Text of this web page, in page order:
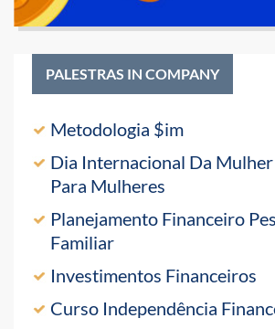
PALESTRAS IN COMPANY
Metodologia $im
Dia Internacional Da Mulher
Para Mulheres
Planejamento Financeiro
Familiar
Investimentos Financeiros
Curso Independência